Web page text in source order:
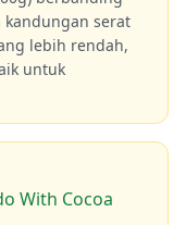
kandungan serat
lebih rendah,
untuk
With Cocoa